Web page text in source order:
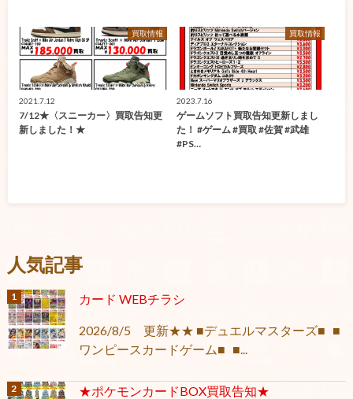
買取情報
2021.7.12
7/12★〈スニーカー〉買取告知更
新しました！★
買取情報
2023.7.16
ゲームソフト買取告知更新しまし
た！ #ゲーム #買取 #佐賀 #武雄
#PS…
人気記事
カード WEBチラシ
2026/8/5 更新★★ ■デュエルマスターズ■ ■
ワンピースカードゲーム■ ■...
★ポケモンカードBOX買取告知★